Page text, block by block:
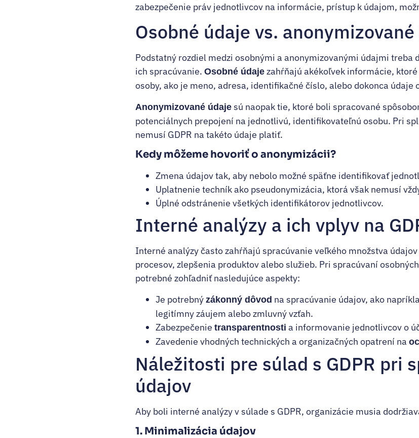
zabezpečenie práv jednotlivcov na informácie, prístup k údajom,
Osobné údaje vs.
Podstatný rozdiel medzi osobnými a anonymizovanými údajmi treba
ich spracúvanie. Osobné údaje zahŕňajú akékoľvek informácie,
osoby, ako je meno, adresa, identifikačné číslo, alebo dokonca údaje
Anonymizované údaje sú naopak tie, ktoré boli spracované
potenciálnych prepojení na jednotlivú, identifikovateľnú osobu. Pri
nemusí GDPR na takéto údaje platiť.
Kedy môžeme hovoriť o anonymizácii?
Zmena údajov tak, aby nebolo možné späťne identifikovať
Uplatnenie techník ako pseudonymizácia, ktorá však nemusí
Úplné odstránenie všetkých identifikátorov jednotlivcov.
Interné analýzy a ich vplyv na
Interné analýzy často zahŕňajú spracúvanie veľkého množstva
procesov, zlepšenia produktov alebo služieb. Pri spracúvaní
potrebné zohľadniť nasledujúce aspekty:
Je potrebný zákonný dôvod na spracúvanie údajov, ako
legitímny záujem alebo zmluvný vzťah.
Zabezpečenie transparentnosti a informovanie jednotlivcov o
Zavedenie vhodných technických a organizačných opatrení na
Náležitosti pre súlad s GDPR pri
údajov
Aby boli interné analýzy v súlade s GDPR, organizácie musia
1. Minimalizácia údajov